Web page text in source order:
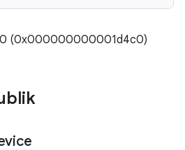
(0x000000000001d4c0)